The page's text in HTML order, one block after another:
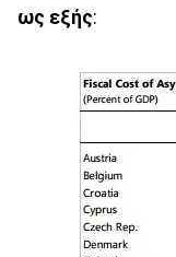
ως εξής: